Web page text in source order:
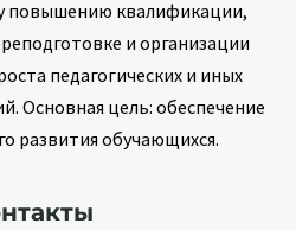
повышению квалификации,
и организации
педагогических и иных
Основная цель: обеспечение
развития обучающихся.